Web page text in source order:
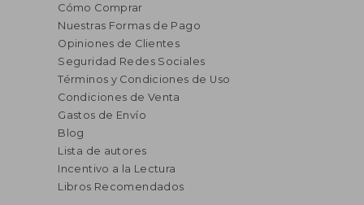
Cómo Comprar
Nuestras Formas de Pago
Opiniones de Clientes
Seguridad Redes Sociales
Términos y Condiciones de Uso
Condiciones de Venta
Gastos de Envío
Blog
Lista de autores
Incentivo a la Lectura
Libros Recomendados